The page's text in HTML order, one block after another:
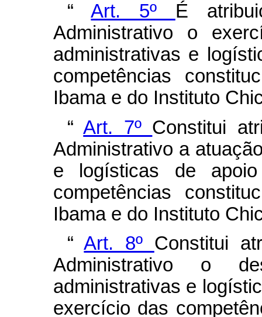
“Art. 5º É
Administrativo o
administrativas e
competências
Ibama e do Instituto
“Art. 7º Constitui
Administrativo a
e logísticas de
competências
Ibama e do Instituto
“Art. 8º Constitui
Administrativo o
administrativas e
exercício das